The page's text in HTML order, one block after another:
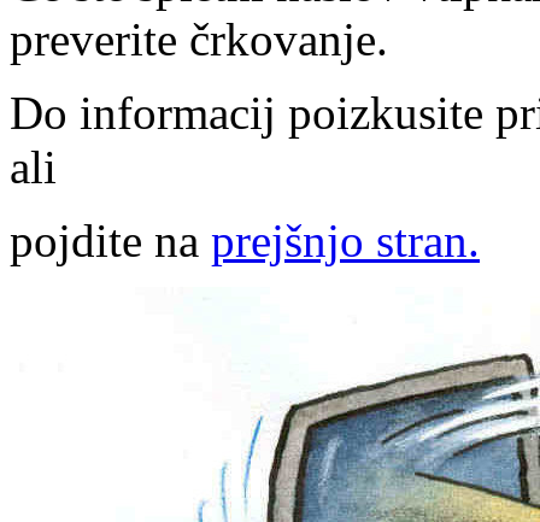
preverite črkovanje.
Do informacij poizkusite
ali
pojdite na prejšnjo stran.